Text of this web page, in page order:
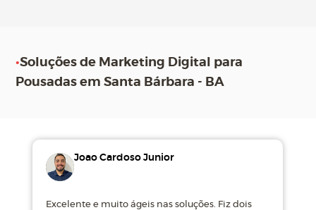
•Soluções de Marketing Digital para
Pousadas em Santa Bárbara - BA
Joao Cardoso Junior
Excelente e muito ágeis nas soluções. Fiz dois